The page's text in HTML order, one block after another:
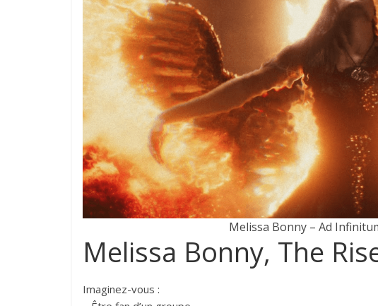
Melissa Bonny – Ad
Melissa Bonny, The
Imaginez-vous :